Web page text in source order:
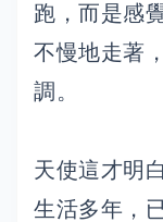
跑，而是感
不慢地走著
調。
天使這才明
生活多年，